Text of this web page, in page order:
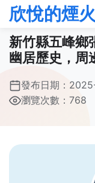
欣悅的煙
新竹縣五峰鄉
幽居歷史，周
發布日期：
瀏覽次數：768